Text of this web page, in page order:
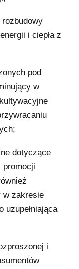
i ciepła z
pod
w
dotyczące
promocji
w zakresie
uzupełniająca
i